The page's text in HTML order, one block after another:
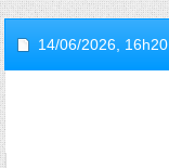
14/06/2026, 16h20